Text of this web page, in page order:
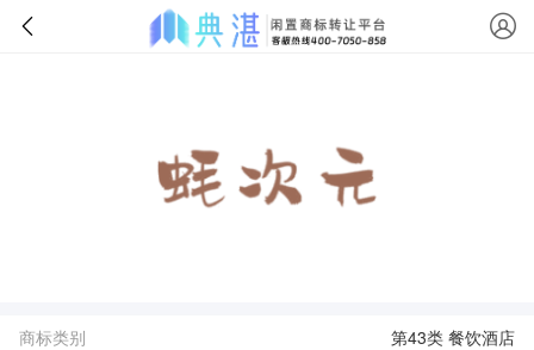
商标类别
第43类 餐饮酒店